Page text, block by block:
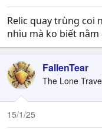
e
r
Relic quay trùng coi
nhìu mà ko biết nằm
FallenTear
The Lone
15/1/25